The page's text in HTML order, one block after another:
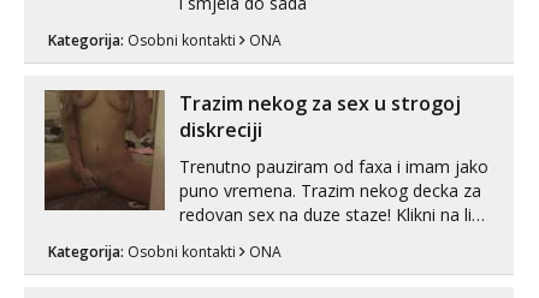
Kategorija: Osobni kontakti ONA
Trazim nekog za sex u strogoj
diskreciji
Trenutno pauziram od faxa i imam jako
puno vremena. Trazim nekog decka za
redovan sex na duze staze! Klikni na link
Kategorija: Osobni kontakti ONA